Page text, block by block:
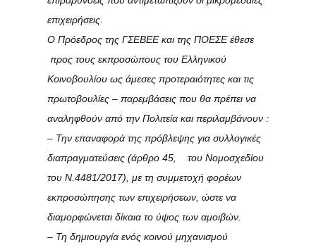
επιχειρήσεις.
Ο Πρόεδρος της ΓΣΕΒΕΕ και της ΠΟΕΣΕ έθεσε
προς τους εκπροσώπους του Ελληνικού
Κοινοβουλίου ως άμεσες προτεραιότητες και τις
πρωτοβουλίες – παρεμβάσεις που θα πρέπει να
αναληφθούν από την Πολιτεία και περιλαμβάνουν :
– Την επαναφορά της πρόβλεψης για συλλογικές
διαπραγματεύσεις (άρθρο 45, του Νομοσχεδίου
του Ν.4481/2017), με τη συμμετοχή φορέων
εκπροσώπησης των επιχειρήσεων, ώστε να
διαμορφώνεται δίκαια το ύψος των αμοιβών.
– Τη δημιουργία ενός κοινού μηχανισμού